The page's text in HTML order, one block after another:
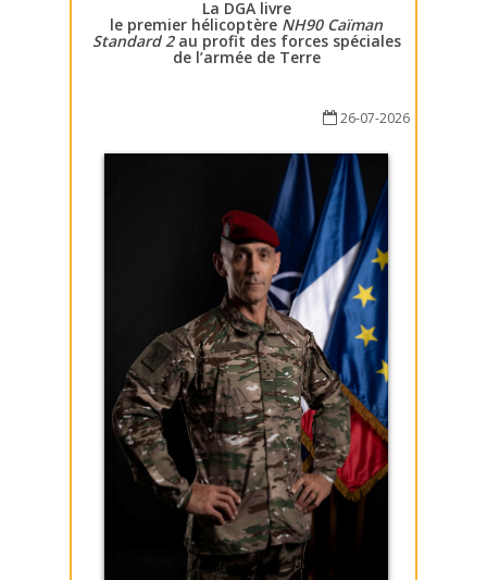
La DGA livre
le premier hélicoptère NH90 Caïman
Standard 2au profit des forces spéciales
de l’armée de Terre
26-07-2026